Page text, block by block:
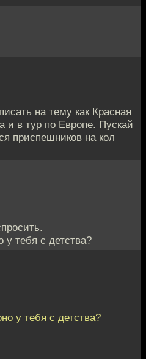
на тему как Красная
в тур по Европе. Пускай
приспешников на кол
тебя с детства?
у тебя с детства?